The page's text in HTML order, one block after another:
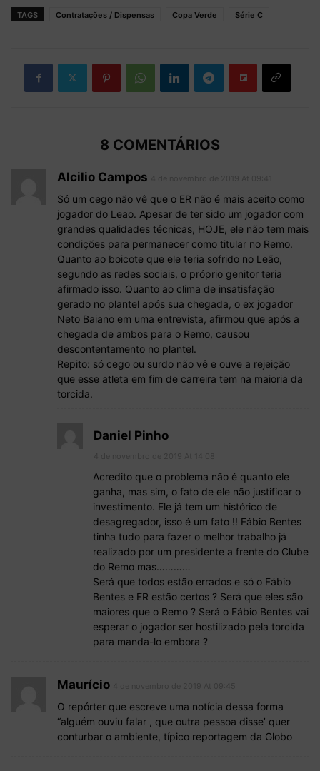
TAGS Contratações / Dispensas Copa Verde Série C
8 COMENTÁRIOS
Alcilio Campos
Só um cego não vê que o ER não é mais aceito como
jogador do Leao. Apesar de ter sido um jogador com
grandes qualidades técnicas, HOJE, ele não tem mais
condições para permanecer como titular no Remo.
Quanto ao boicote que ele teria sofrido no Leão,
segundo as redes sociais, o próprio genitor teria
afirmado isso. Quanto ao clima de insatisfação
gerado no plantel após sua chegada, o ex jogador
Neto Baiano em uma entrevista, afirmou que após a
chegada de ambos para o Remo, causou
descontentamento no plantel.
Repito: só cego ou surdo não vê e ouve a rejeição
que esse atleta em fim de carreira tem na maioria da
torcida.
Daniel Pinho
Acredito que o problema não é quanto ele
ganha, mas sim, o fato de ele não justificar o
investimento. Ele já tem um histórico de
desagregador, isso é um fato !! Fábio Bentes
tinha tudo para fazer o melhor trabalho já
realizado por um presidente a frente do Clube
do Remo mas…………
Será que todos estão errados e só o Fábio
Bentes e ER estão certos ? Será que eles são
maiores que o Remo ? Será o Fábio Bentes vai
esperar o jogador ser hostilizado pela torcida
para manda-lo embora ?
Maurício
O repórter que escreve uma notícia dessa forma
“alguém ouviu falar , que outra pessoa disse’ quer
conturbar o ambiente, típico reportagem da Globo